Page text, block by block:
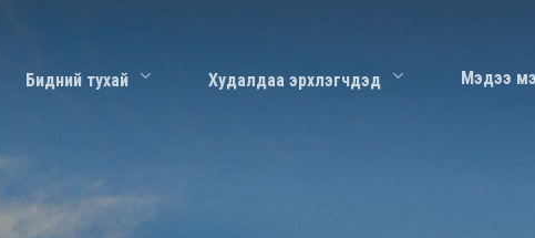
Бидний тухай Худалдаа эрхлэгчдэд Мэдээ